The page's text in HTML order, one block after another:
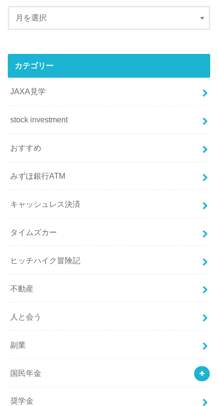
カテゴリー
JAXA見学
stock investment
おすすめ
みずほ銀行ATM
キャッシュレス決済
タイムズカー
ヒッチハイク冒険記
不動産
人と会う
副業
国民年金
奨学金